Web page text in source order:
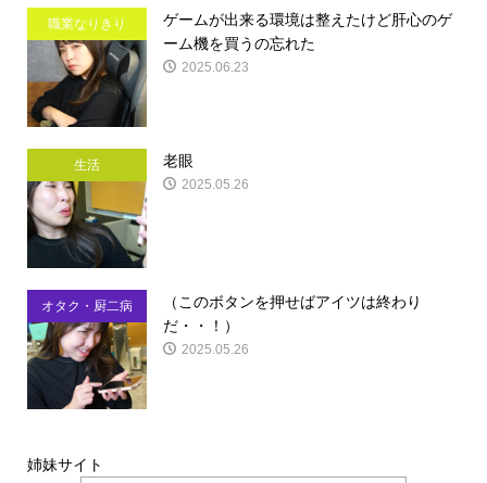
職業なりきり
ゲームが出来る環境は整えたけど肝心のゲ
ーム機を買うの忘れた
2025.06.23
生活 老眼
2025.05.26
オタク・厨二病
（このボタンを押せばアイツは終わり
だ・・！）
2025.05.26
姉妹サイト